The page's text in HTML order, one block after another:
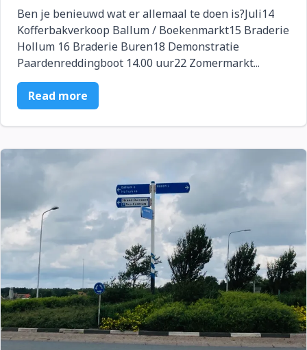
Ben je benieuwd wat er allemaal te doen is?Juli14
Kofferbakverkoop Ballum / Boekenmarkt15 Braderie
Hollum 16 Braderie Buren18 Demonstratie
Paardenreddingboot 14.00 uur22 Zomermarkt...
Read more